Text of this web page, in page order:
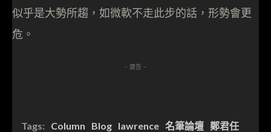
似乎是大勢所趨，如微軟不走此步的話，形勢會更
危。
- 廣告 -
Tags: Column Blog lawrence 名筆論壇 鄭君任